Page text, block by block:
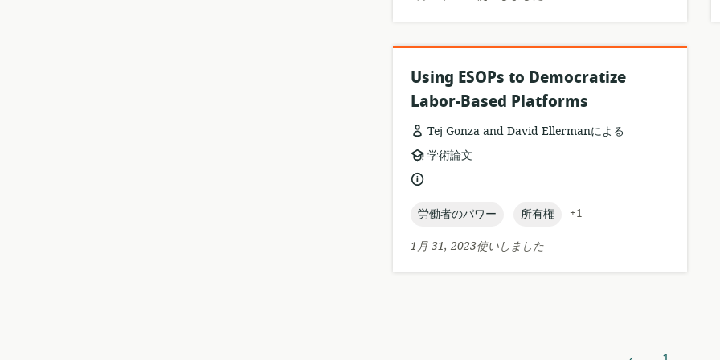
ン:
Using ESOPs to Democratize
Labor-Based Platforms
Tej Gonza and David Ellermanによる
リ
ス
フ
ォ
マ
学術論文
言
topic:
労働者のパワー topic:
所有権
+1
1月 31, 2023使いしました